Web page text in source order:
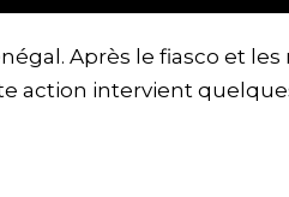
Après le fiasco et
action intervient